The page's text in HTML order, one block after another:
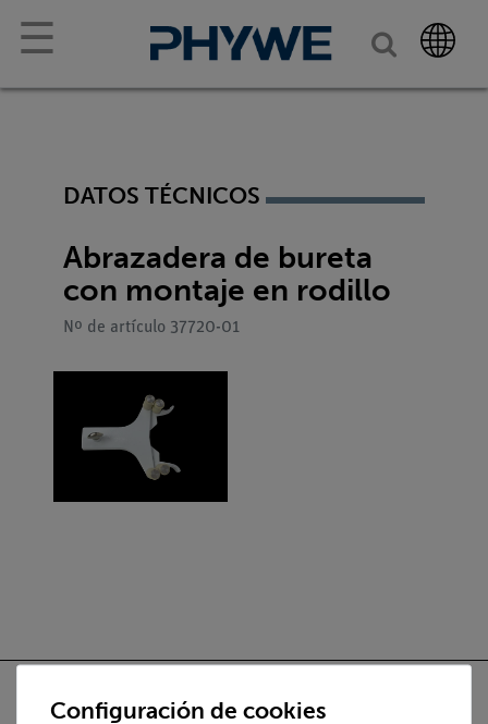
☰
DATOS TÉCNICOS
Abrazadera de bureta
con montaje en rodillo
Nº de artículo 37720-01
Configuración de cookies